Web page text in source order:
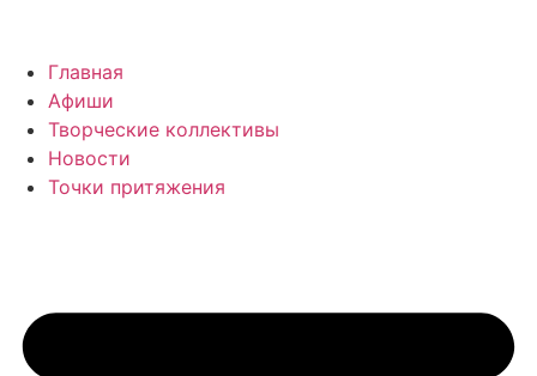
Главная
Афиши
Творческие коллективы
Новости
Точки притяжения